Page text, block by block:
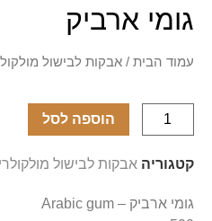
גומי ארביק
עמוד הבית / אבקות לבישול
הוספה לסל
קטגוריה אבקות לבישול מולקולרי
גומי ארביק – Arabic gum